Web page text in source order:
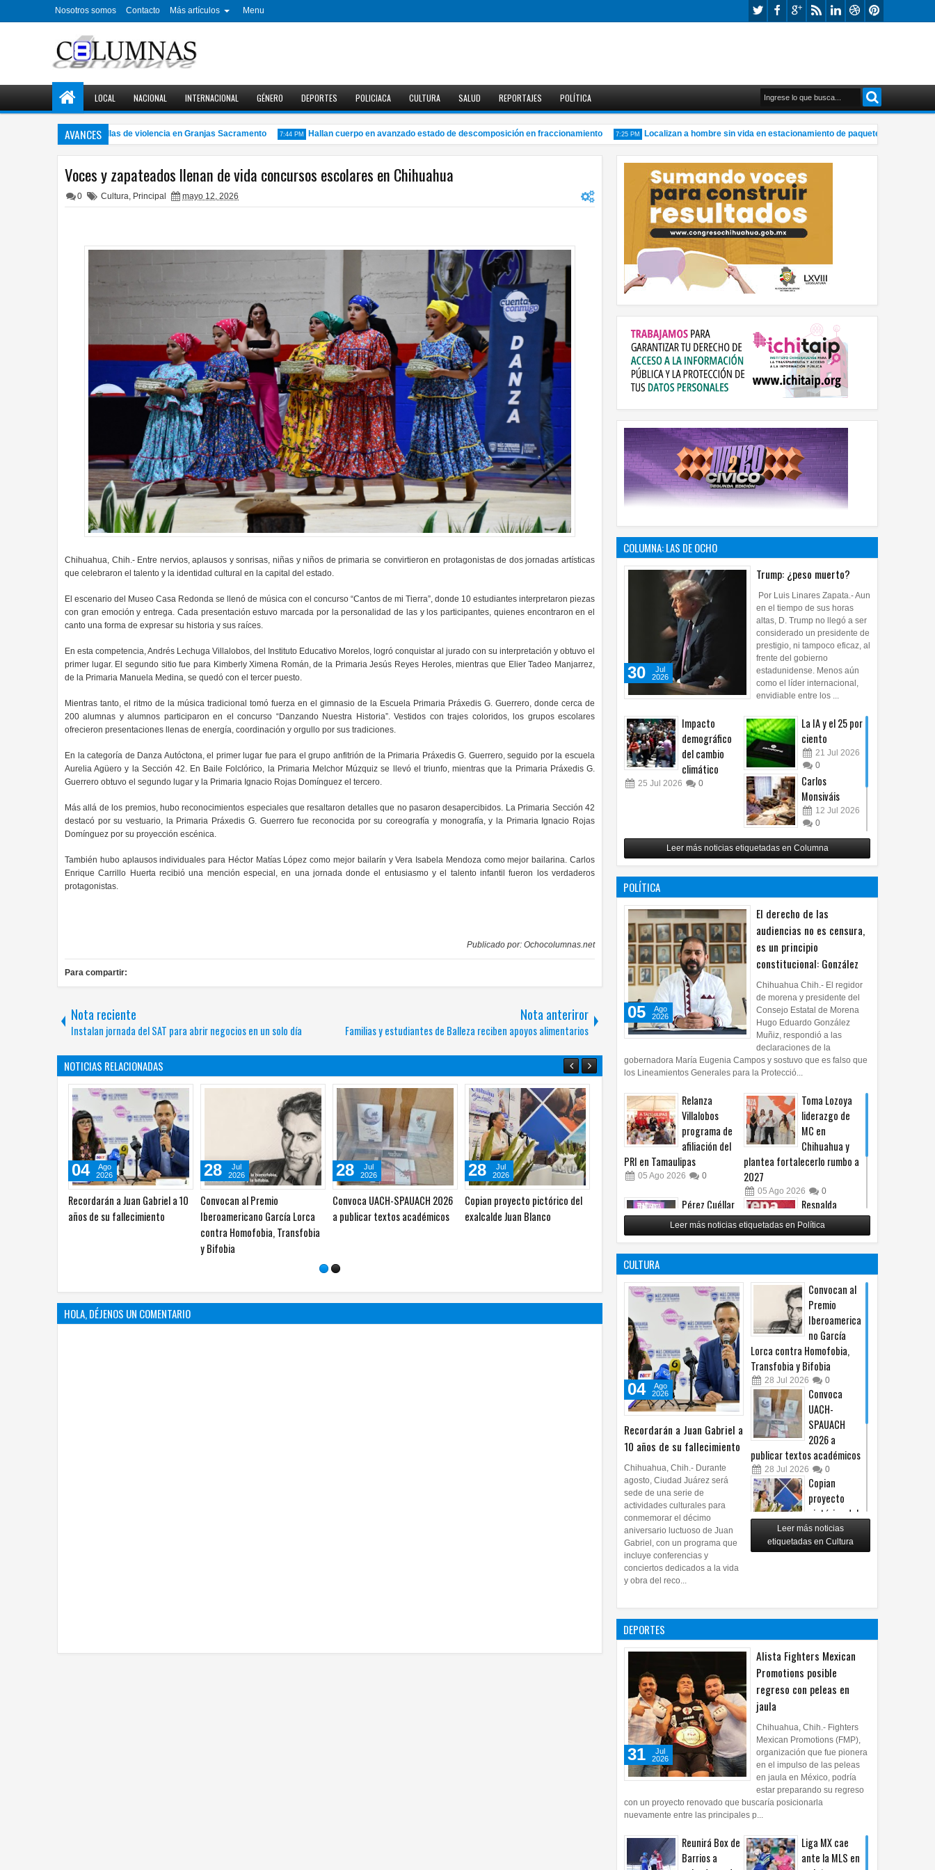
Nosotros somos Contacto Más artículos Menu
LOCAL NACIONAL INTERNACIONAL GÉNERO DEPORTES POLICIACA CULTURA SALUD REPORTAJES POLÍTICA
AVANCES
cuerpo con huellas de violencia en Granjas Sacramento 7:44 PM Hallan cuerpo en avanzado estado de descomposición en fraccionamiento 7:25 PM Localizan a hombre sin vida en estacionamiento de paquetería
Voces y zapateados llenan de vida concursos escolares en Chihuahua
0 Cultura, Principal mayo 12, 2026
Chihuahua, Chih.- Entre nervios, aplausos y sonrisas, niñas y niños de primaria se convirtieron en protagonistas de dos jornadas artísticas
que celebraron el talento y la identidad cultural en la capital del estado.
El escenario del Museo Casa Redonda se llenó de música con el concurso “Cantos de mi Tierra”, donde 10 estudiantes interpretaron piezas
con gran emoción y entrega. Cada presentación estuvo marcada por la personalidad de las y los participantes, quienes encontraron en el
canto una forma de expresar su historia y sus raíces.
En esta competencia, Andrés Lechuga Villalobos, del Instituto Educativo Morelos, logró conquistar al jurado con su interpretación y obtuvo el
primer lugar. El segundo sitio fue para Kimberly Ximena Román, de la Primaria Jesús Reyes Heroles, mientras que Elier Tadeo Manjarrez,
de la Primaria Manuela Medina, se quedó con el tercer puesto.
Mientras tanto, el ritmo de la música tradicional tomó fuerza en el gimnasio de la Escuela Primaria Práxedis G. Guerrero, donde cerca de
200 alumnas y alumnos participaron en el concurso “Danzando Nuestra Historia”. Vestidos con trajes coloridos, los grupos escolares
ofrecieron presentaciones llenas de energía, coordinación y orgullo por sus tradiciones.
En la categoría de Danza Autóctona, el primer lugar fue para el grupo anfitrión de la Primaria Práxedis G. Guerrero, seguido por la escuela
Aurelia Agüero y la Sección 42. En Baile Folclórico, la Primaria Melchor Múzquiz se llevó el triunfo, mientras que la Primaria Práxedis G.
Guerrero obtuvo el segundo lugar y la Primaria Ignacio Rojas Domínguez el tercero.
Más allá de los premios, hubo reconocimientos especiales que resaltaron detalles que no pasaron desapercibidos. La Primaria Sección 42
destacó por su vestuario, la Primaria Práxedis G. Guerrero fue reconocida por su coreografía y monografía, y la Primaria Ignacio Rojas
Domínguez por su proyección escénica.
También hubo aplausos individuales para Héctor Matías López como mejor bailarín y Vera Isabela Mendoza como mejor bailarina. Carlos
Enrique Carrillo Huerta recibió una mención especial, en una jornada donde el entusiasmo y el talento infantil fueron los verdaderos
protagonistas.
Publicado por: Ochocolumnas.net
Para compartir:
Nota reciente
Instalan jornada del SAT para abrir negocios en un solo día
Nota anteriror
Familias y estudiantes de Balleza reciben apoyos alimentarios
NOTICIAS RELACIONADAS
Impulsa UPCH creatividad y
lectura con taller de mini
27
Jul
2026
Documental 'Horizontes
perdidos' devela costo
ambiental de carrera espacial
24
Jul
2026
Localizan cuerpo con huellas de
violencia en Granjas
05
Ago
2026
Hallan cuerpo en avanzado
estado de descomposición en
05
Ago
2026
COLUMNA: LAS DE OCHO
Trump: ¿peso muerto?
30
Jul
2026
Por Luis Linares Zapata.- Aun
en el tiempo de sus horas
altas, D. Trump no llegó a ser
considerado un presidente de
prestigio, ni tampoco eficaz, al
frente del gobierno
estadunidense. Menos aún
como el líder internacional,
envidiable entre los ...
Impacto
demográfico
del cambio
climático
25 Jul 2026 0
La IA y el 25 por
ciento
21 Jul 2026
0
Carlos
Monsiváis
12 Jul 2026
0
Revuelo en la
inteligencia
artificial
0
Leer más noticias etiquetadas en Columna
POLÍTICA
El derecho de las
audiencias no es censura,
es un principio
constitucional: González
05
Ago
2026
Chihuahua Chih.- El regidor
de morena y presidente del
Consejo Estatal de Morena
Hugo Eduardo González
Muñiz, respondió a las
declaraciones de la
gobernadora María Eugenia Campos y sostuvo que es falso que
los Lineamientos Generales para la Protecció...
Relanza
Villalobos
programa de
afiliación del
PRI en Tamaulipas
05 Ago 2026 0
Toma Lozoya
liderazgo de
MC en
Chihuahua y
plantea fortalecerlo rumbo a
2027
05 Ago 2026 0
Pérez Cuéllar
asegura que
denuncia en su
contra no
procederá
04Ago 2026 0
Respalda
Morena
Chihuahua
propuesta
audiencias
2026 0
Leer más noticias etiquetadas en Política
CULTURA
Recordarán a Juan Gabriel a
10 años de su fallecimiento
04
Ago
2026
Chihuahua, Chih.- Durante
agosto, Ciudad Juárez será
sede de una serie de
actividades culturales para
conmemorar el décimo
aniversario luctuoso de Juan
Gabriel, con un programa que
incluye conferencias y
conciertos dedicados a la vida
y obra del reco...
Convocan al
Premio
Iberoamerica
no García
Lorca contra Homofobia,
Transfobia y Bifobia
28 Jul 2026 0
Convoca
UACH-
SPAUACH
2026 a
publicar textos académicos
28 Jul 2026 0
Copian
proyecto
pictórico del
exalcalde
Juan Blanco
taller de mini
Leer más noticias
etiquetadas en Cultura
DEPORTES
Alista Fighters Mexican
Promotions posible
regreso con peleas en
jaula
31
Jul
2026
Chihuahua, Chih.- Fighters
Mexican Promotions (FMP),
organización que fue pionera
en el impulso de las peleas
en jaula en México, podría
estar preparando su regreso
con un proyecto renovado que buscaría posicionarla
nuevamente entre las principales p...
Reunirá Box de
Barrios a
Liga MX cae
ante la MLS en